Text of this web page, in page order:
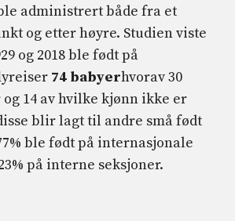
administrert både fra et
og etter høyre. Studien viste
og 2018 ble født på
74 babyerhvorav 30
14 av hvilke kjønn ikke er
blir lagt til andre små født
ble født på internasjonale
på interne seksjoner.